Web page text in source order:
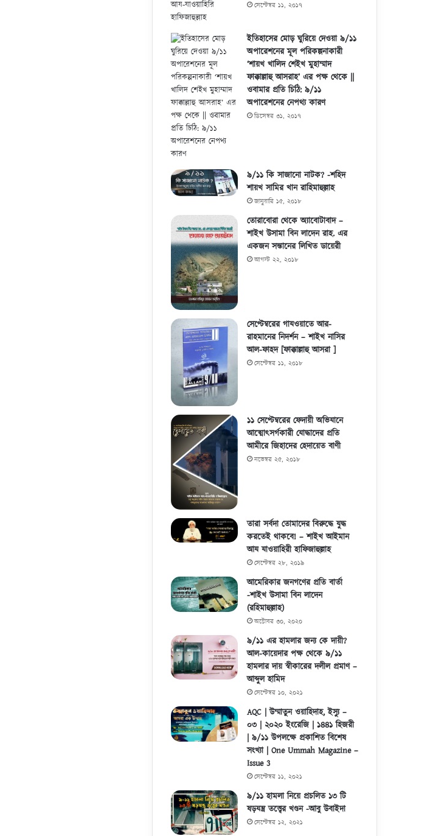
সেপ্টেম্বর ১১, ২০১৭
ইতিহাসের মোড় ঘুরিয়ে দেওয়া ৯/১১
অপারেশনের মূল পরিকল্পনাকারী
‘শায়খ খালিদ শেইখ মুহাম্মাদ
ফাক্কাল্লাহু আসরাহ’ এর পক্ষ থেকে ||
ওবামার প্রতি চিঠি: ৯/১১
অপারেশনের নেপথ্য কারণ
ডিসেম্বর ৩১, ২০১৭
৯/১১ কি সাজানো নাটক? -শহিদ
শায়খ সামির খান রাহিমাহুল্লাহ
জানুয়ারি ১৫, ২০১৮
তোরাবোরা থেকে অ্যাবোটাবাদ –
শাইখ উসামা বিন লাদেন রাহ. এর
একজন সন্তানের লিখিত ডায়েরী
আগস্ট ২২, ২০১৮
সেপ্টেম্বরের গাযওয়াতে আর-
রাহমানের নিদর্শন – শাইখ নাসির
আল-ফাহদ [ফাক্কাল্লাহু আসরা ]
সেপ্টেম্বর ১১, ২০১৮
১১ সেপ্টেম্বরের ফেদায়ী অভিযানে
আত্মোৎসর্গকারী যোদ্ধাদের প্রতি
আমীরে জিহাদের হেদায়েত বাণী
নভেম্বর ২৫, ২০১৮
তারা সর্বদা তোমাদের বিরুদ্ধে যুদ্ধ
করতেই থাকবে! – শাইখ আইমান
আয যাওয়াহিরী হাফিজাহুল্লাহ
সেপ্টেম্বর ২৮, ২০১৯
আমেরিকার জনগণের প্রতি বার্তা
-শাইখ উসামা বিন লাদেন
(রহিমাহুল্লাহ)
অক্টোবর ৩০, ২০২০
৯/১১ এর হামলার জন্য কে দায়ী?
আল-কায়েদার পক্ষ থেকে ৯/১১
হামলার দায় স্বীকারের দলীল প্রমাণ –
আব্দুল হামিদ
সেপ্টেম্বর ১০, ২০২১
AQC | উম্মাতুন ওয়াহিদাহ, ইস্যু –
০৩ | ২০২০ ইংরেজি | ১৪৪১ হিজরী
| ৯/১১ উপলক্ষে প্রকাশিত বিশেষ
সংখ্যা | One Ummah Magazine –
Issue 3
সেপ্টেম্বর ১১, ২০২১
৯/১১ হামলা নিয়ে প্রচলিত ১৩ টি
ষড়যন্ত্র তত্ত্বের খণ্ডন -আবু উবাইদা
সেপ্টেম্বর ১২, ২০২১